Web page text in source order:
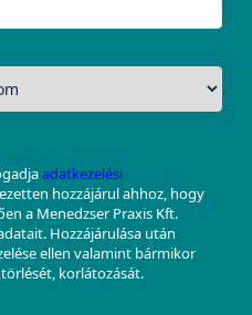
adatkezelési
hozzájárul ahhoz, hogy
a Menedzser Praxis Kft.
Hozzájárulása után
ellen valamint bármikor
korlátozását.